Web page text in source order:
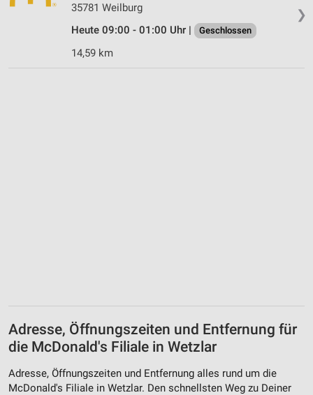
❯
35781 Weilburg
Heute 09:00 - 01:00 Uhr |
Geschlossen
14,59 km
Adresse, Öffnungszeiten und Entfernung für
die McDonald's Filiale in Wetzlar
Adresse, Öffnungszeiten und Entfernung alles rund um die
McDonald's Filiale in Wetzlar. Den schnellsten Weg zu Deiner